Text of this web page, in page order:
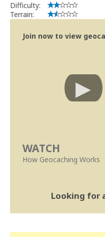
Difficulty:
Terrain:
Join now to view
WATCH
How Geocaching Works
Looking for